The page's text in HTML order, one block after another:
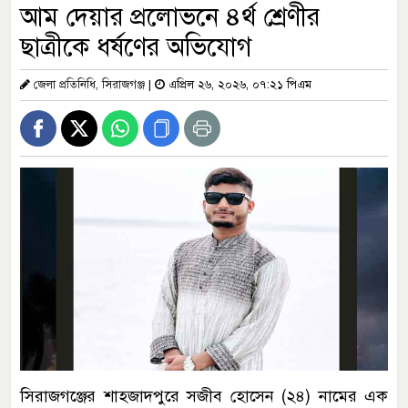
আম দেয়ার প্রলোভনে ৪র্থ শ্রেণীর
ছাত্রীকে ধর্ষণের অভিযোগ
জেলা প্রতিনিধি, সিরাজগঞ্জ | এপ্রিল ২৬, ২০২৬, ০৭:২১ পিএম
সিরাজগঞ্জের শাহজাদপুরে সজীব হোসেন (২৪) নামের এক